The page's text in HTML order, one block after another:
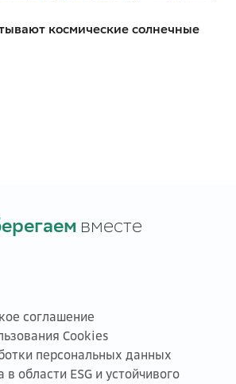
космические солнечные
вместе
соглашение
Cookies
персональных данных
области ESG и устойчивого